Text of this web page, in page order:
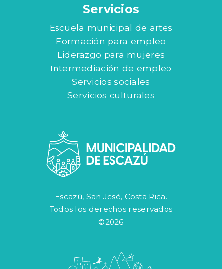
Servicios
Escuela municipal de artes
Formación para empleo
Liderazgo para mujeres
Intermediación de empleo
Servicios sociales
Servicios culturales
Escazú, San José, Costa Rica.
Todos los derechos reservados
©2026